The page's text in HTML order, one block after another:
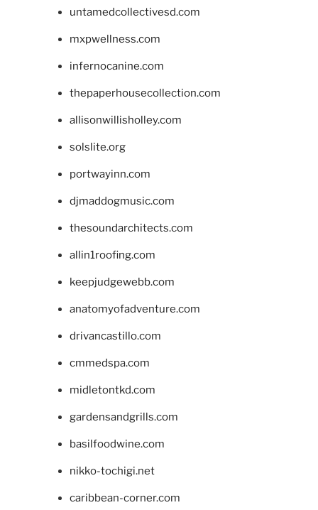
untamedcollectivesd.com
mxpwellness.com
infernocanine.com
thepaperhousecollection.com
allisonwillisholley.com
solslite.org
portwayinn.com
djmaddogmusic.com
thesoundarchitects.com
allin1roofing.com
keepjudgewebb.com
anatomyofadventure.com
drivancastillo.com
cmmedspa.com
midletontkd.com
gardensandgrills.com
basilfoodwine.com
nikko-tochigi.net
caribbean-corner.com